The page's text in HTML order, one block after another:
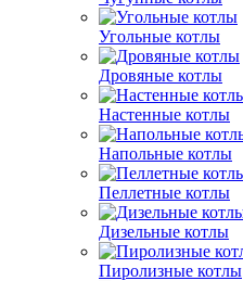
Угольные котлы
Дровяные котлы
Настенные котлы
Напольные котлы
Пеллетные котлы
Дизельные котлы
Пиролизные котлы